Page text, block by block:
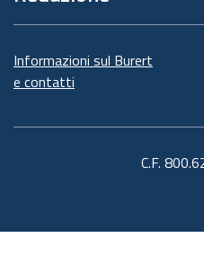
Informazioni sul Burert
e contatti
C.F.